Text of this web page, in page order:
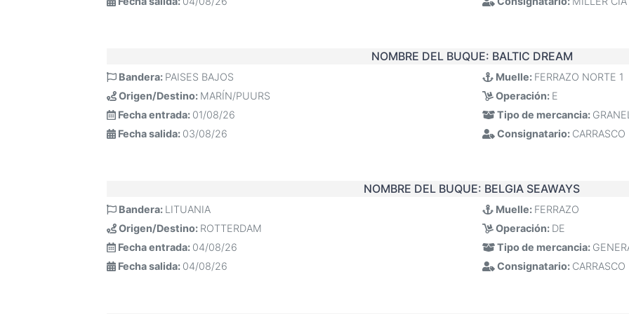
NOMBRE DEL BUQUE: BALTIC DREAM
Bandera: PAISES BAJOS
Origen/Destino: MARÍN/PUURS
Fecha entrada: 01/08/26
Fecha salida: 03/08/26
Muelle: FERRAZO NORTE 1
Operación: E
Tipo de mercancia:
Consignatario: CARRASCO
NOMBRE DEL BUQUE: BELGIA SEAWAYS
Bandera: LITUANIA
Origen/Destino: ROTTERDAM
Fecha entrada: 04/08/26
Fecha salida: 04/08/26
Muelle: FERRAZO
Operación: DE
Tipo de mercancia:
Consignatario: CARRASCO